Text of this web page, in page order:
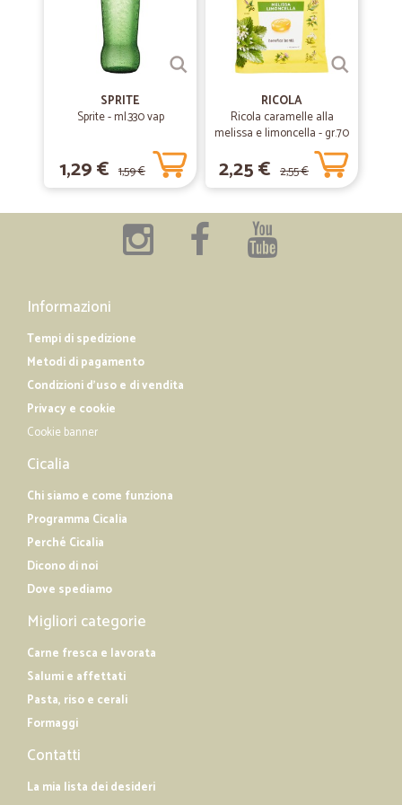
—Daya M.
non c'è nulla da aggiungere ottimo…
04/12/2018
Rosalba M.
Sono veramente soddisfatta
cortese ed accurato, prodotti al top ! Grazie Rosalba Maffei
SPRITE
Sprite - ml.330 vap
1,29 € 1,59 €
RICOLA
Ricola caramelle alla
melissa e limoncella - gr.70
2,25 € 2,55 €
Informazioni
Tempi di spedizione
Metodi di pagamento
Condizioni d'uso e di vendita
Privacy e cookie
Cookie banner
Cicalia
Chi siamo e come funziona
Programma Cicalia
Perché Cicalia
Dicono di noi
Dove spediamo
Migliori categorie
Carne fresca e lavorata
Salumi e affettati
Pasta, riso e cerali
Formaggi
Contatti
La mia lista dei desideri